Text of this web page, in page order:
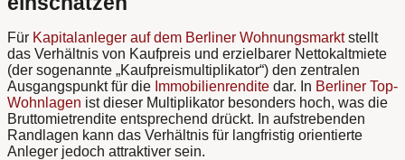
Für Kapitalanleger auf dem Berliner Wohnungsmarktstellt
das Verhältnis von Kaufpreis und erzielbarer Nettokaltmiete
(der sogenannte „Kaufpreismultiplikator“) den zentralen
Ausgangspunkt für die Immobilienrendite dar. In Berliner Top-
Wohnlagen ist dieser Multiplikator besonders hoch, was die
Bruttomietrendite entsprechend drückt. In aufstrebenden
Randlagen kann das Verhältnis für langfristig orientierte
Anleger jedoch attraktiver sein.